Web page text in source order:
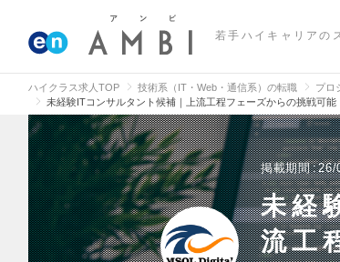
若手ハイキャリアの
ハイクラス求人TOP 技術系（IT・Web・通信系）の転職
プロ
未経験ITコンサルタント候補｜上流工程フェーズからの挑戦可
掲載期間 26/
未経
流工